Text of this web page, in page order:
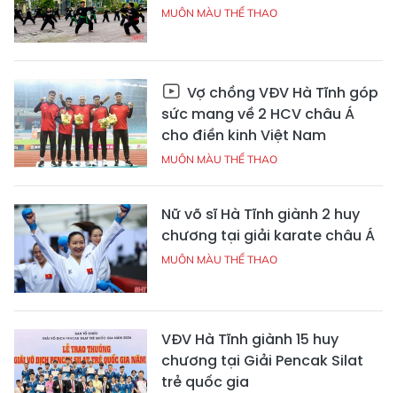
MUÔN MÀU THỂ THAO
Vợ chồng VĐV Hà Tĩnh góp
sức mang về 2 HCV châu Á
cho điền kinh Việt Nam
MUÔN MÀU THỂ THAO
Nữ võ sĩ Hà Tĩnh giành 2 huy
chương tại giải karate châu Á
MUÔN MÀU THỂ THAO
VĐV Hà Tĩnh giành 15 huy
chương tại Giải Pencak Silat
trẻ quốc gia